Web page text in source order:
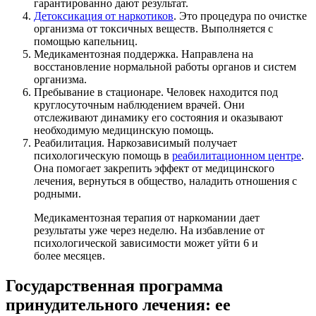
гарантированно дают результат.
Детоксикация от наркотиков. Это процедура по очистке
организма от токсичных веществ. Выполняется с
помощью капельниц.
Медикаментозная поддержка. Направлена на
восстановление нормальной работы органов и систем
организма.
Пребывание в стационаре. Человек находится под
круглосуточным наблюдением врачей. Они
отслеживают динамику его состояния и оказывают
необходимую медицинскую помощь.
Реабилитация. Наркозависимый получает
психологическую помощь в реабилитационном центре.
Она помогает закрепить эффект от медицинского
лечения, вернуться в общество, наладить отношения с
родными.
Медикаментозная терапия от наркомании дает
результаты уже через неделю. На избавление от
психологической зависимости может уйти 6 и
более месяцев.
Государственная программа
принудительного лечения: ее